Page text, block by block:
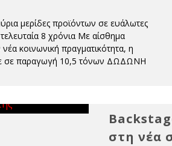
μερίδες προϊόντων σε ευάλωτες
8 χρόνια Με αίσθημα
κοινωνική πραγματικότητα, η
παραγωγή 10,5 τόνων ΔΩΔΩΝΗ
στη νέα